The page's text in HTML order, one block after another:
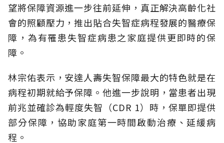
望將保障資源進一步往前延伸，真正解決高齡化社
會的照顧壓力，推出貼合失智症病程發展的醫療保
障，為有罹患失智症病患之家庭提供更即時的保
障。
林宗佑表示，安達人壽失智保障最大的特色就是在
病程初期就給予保障。他進一步說明，當患者出現
前兆並確診為輕度失智（CDR 1）時，保單即提供
部分保障，協助家庭第一時間啟動治療、延緩病
程。